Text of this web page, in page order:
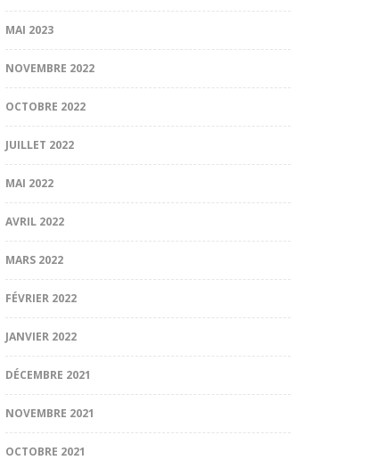
MAI 2023
NOVEMBRE 2022
OCTOBRE 2022
JUILLET 2022
MAI 2022
AVRIL 2022
MARS 2022
FÉVRIER 2022
JANVIER 2022
DÉCEMBRE 2021
NOVEMBRE 2021
OCTOBRE 2021